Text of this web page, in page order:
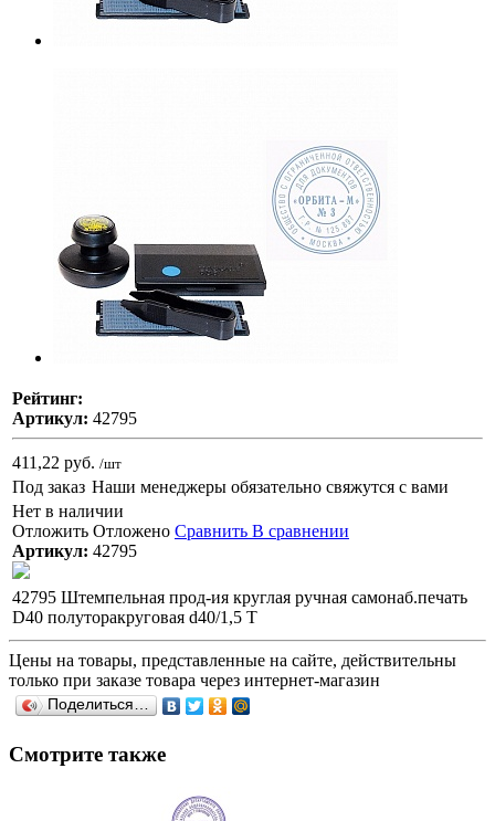
Рейтинг:
Артикул: 42795
411,22 руб. /шт
Под заказ Наши менеджеры обязательно свяжутся с вами
Нет в наличии
Отложить Отложено Сравнить В сравнении
Артикул: 42795
42795 Штемпельная прод-ия круглая ручная самонаб.печать
D40 полуторакруговая d40/1,5 T
Цены на товары, представленные на сайте, действительны
только при заказе товара через интернет-магазин
Поделиться…
Смотрите также